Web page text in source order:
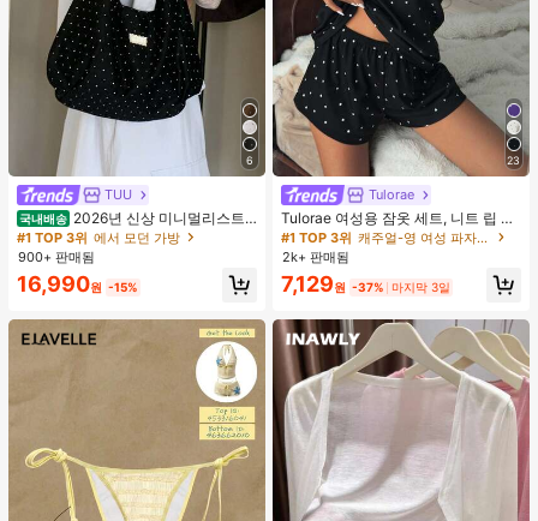
6
TUU
국내배송 2026년 신상 미니멀리스트
도트 캔버스 토트백, 대용량 캐주얼 다
용도 통근 숄더 핸드백
#1 TOP 3위 에서 모던 가방
900+ 판매됨
16,990원 -15%
23
Tulorae
Tulorae 여성용 잠옷 세트, 니트 립 원
단, 하트 프린트 대비 레이스 트림, 로
맨틱 달콤 귀여운 섹시 캐미솔 & 반바
지 베이비돌 잠옷 세트 투피스 나이트
세트 섹시 잠옷 세트 여성용 잠옷 롬퍼
투피스 잠옷 세트 여성용 잠옷 세트 도
트 잠옷 세트 잠옷 반바지 세트 투피스
잠옷 세트 여성용 여름 세트 도트 반바
지 세트 여성용 잠옷 세트 반바지 잠옷
세트 여성용 투피스 여름 라운지 세트
#1 TOP 3위
캐주얼-영 여성 파자마 세트
2k+ 판매됨
7,129원 -37% 마지막 3일